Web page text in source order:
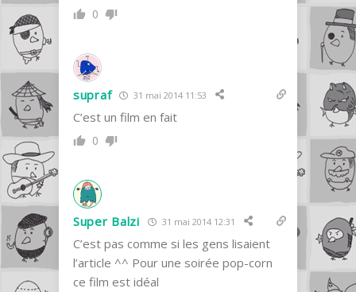
0
supraf 31 mai 2014 11:53
C’est un film en fait
0
Super Balzi 31 mai 2014 12:31
C’est pas comme si les gens lisaient
l’article ^^ Pour une soirée pop-corn
ce film est idéal